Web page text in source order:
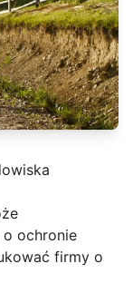
ochronie
firmy o